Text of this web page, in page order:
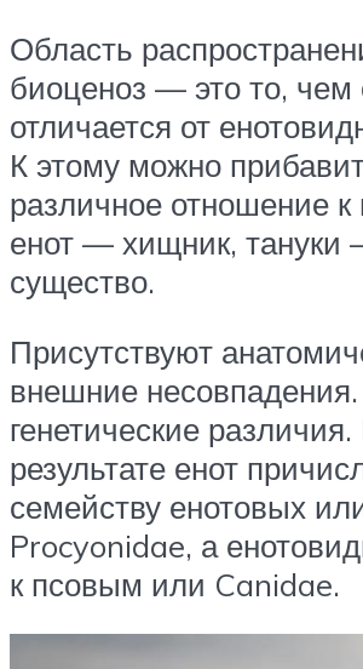
Область
биоценоз — это то, чем
отличается от
К этому можно
различное отношение
енот — хищник, тануки
существо.
Присутствуют
внешние
генетические различия.
результате енот
семейству енотовых
Procyonidae, а
к псовым или Canidae.